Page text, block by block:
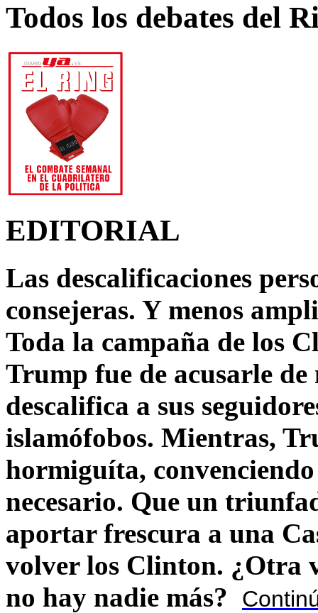
Todos los debates del
EDITORIAL
Las descalificaciones
consejeras. Y menos
Toda la campaña de los
Trump fue de acusarle
descalifica a sus
islamófobos. Mientras,
hormiguíta,
necesario. Que un
aportar frescura a una
volver los Clinton. ¿Otra
no hay nadie más?